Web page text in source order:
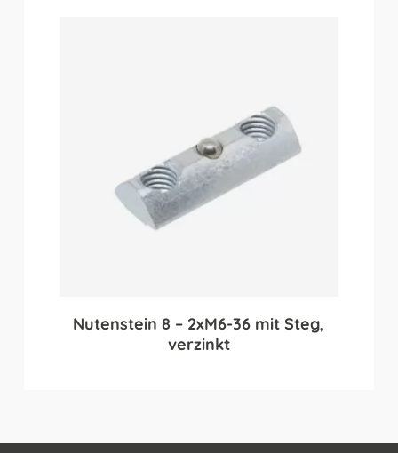
Nutenstein 8 – 2xM6-36 mit Steg,
verzinkt